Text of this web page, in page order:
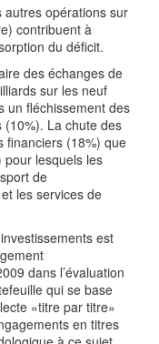
autres opérations sur
contribuent à
du déficit.
des échanges de
sur les neuf
un fléchissement des
La chute des
financiers (18%) que
pour lesquels les
de
les services de
est
dans l’évaluation
qui se base
«titre par titre»
en titres